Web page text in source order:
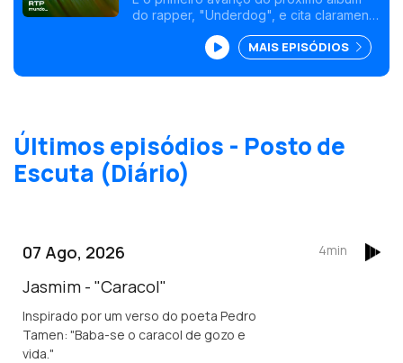
do rapper, "Underdog", e cita claramente
MAIS EPISÓDIOS
Últimos episódios - Posto de
Escuta (Diário)
07 Ago, 2026
Jasmim - "Caracol"
Inspirado por um verso do poeta Pedro
Tamen: "Baba-se o caracol de gozo e
vida."
4min